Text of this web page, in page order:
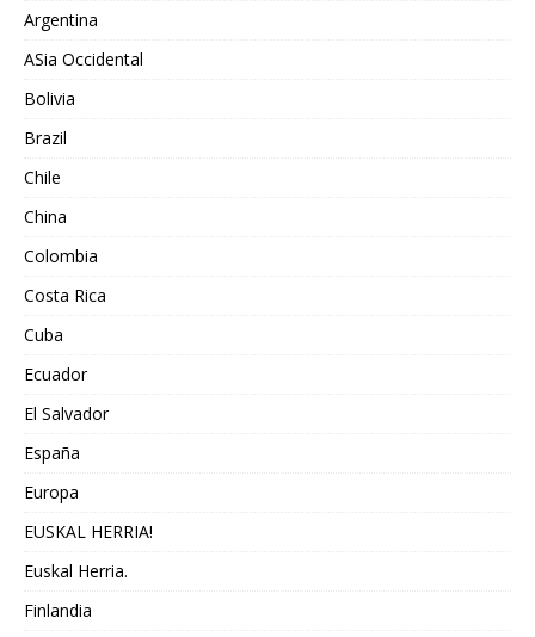
Argentina
ASia Occidental
Bolivia
Brazil
Chile
China
Colombia
Costa Rica
Cuba
Ecuador
El Salvador
España
Europa
EUSKAL HERRIA!
Euskal Herria.
Finlandia